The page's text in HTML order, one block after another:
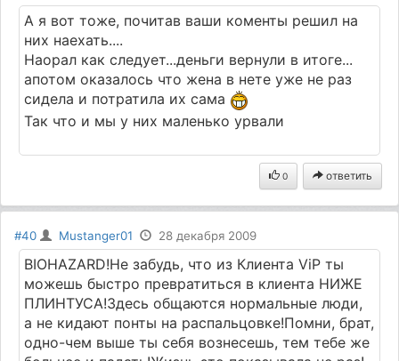
А я вот тоже, почитав ваши коменты решил на
них наехать....
Наорал как следует...деньги вернули в итоге...
апотом оказалось что жена в нете уже не раз
сидела и потратила их сама
Так что и мы у них маленько урвали
0 ответить
#40 Mustanger01 28 декабря 2009
BIOHAZARD!Не забудь, что из Клиента ViP ты
можешь быстро превратиться в клиента НИЖЕ
ПЛИНТУСА!Здесь общаются нормальные люди,
а не кидают понты на распальцовке!Помни, брат,
одно-чем выше ты себя вознесешь, тем тебе же